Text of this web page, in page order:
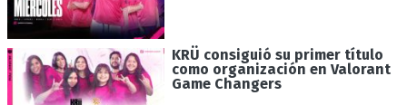
KRÜ consiguió su primer título
como organización en Valorant
Game Changers